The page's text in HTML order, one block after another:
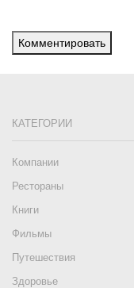
Комментировать
КАТЕГОРИИ
Компании
Рестораны
Книги
Фильмы
Путешествия
Здоровье